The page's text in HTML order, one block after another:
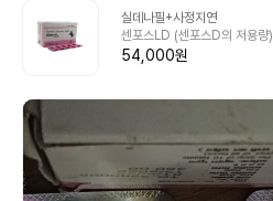
실데나필+사정지연
센포스LD (센포스D의 저용량)
54,000원